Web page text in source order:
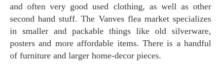
and often very good used clothing, as well as other
second hand stuff. The Vanves flea market specializes
in smaller and packable things like old silverware,
posters and more affordable items. There is a handful
of furniture and larger home-decor pieces.